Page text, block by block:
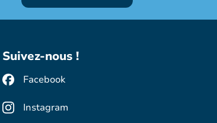
Suivez-nous !
Facebook
Instagram